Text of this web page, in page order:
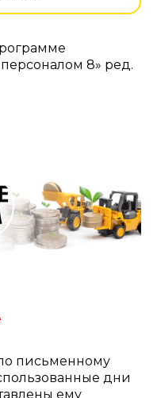
8» ред.
по письменному
дни
ему